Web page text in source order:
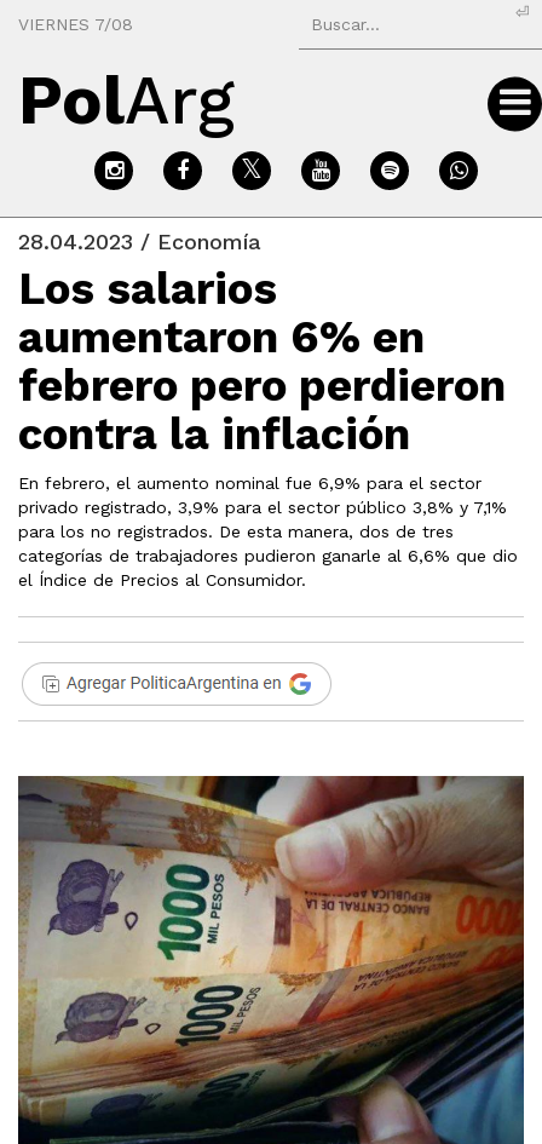
VIERNES 7/08
⏎
PolArg
28.04.2023 / Economía
Los salarios
aumentaron 6% en
febrero pero perdieron
contra la inflación
En febrero, el aumento nominal fue 6,9% para el sector
privado registrado, 3,9% para el sector público 3,8% y 7,1%
para los no registrados. De esta manera, dos de tres
categorías de trabajadores pudieron ganarle al 6,6% que dio
el Índice de Precios al Consumidor.